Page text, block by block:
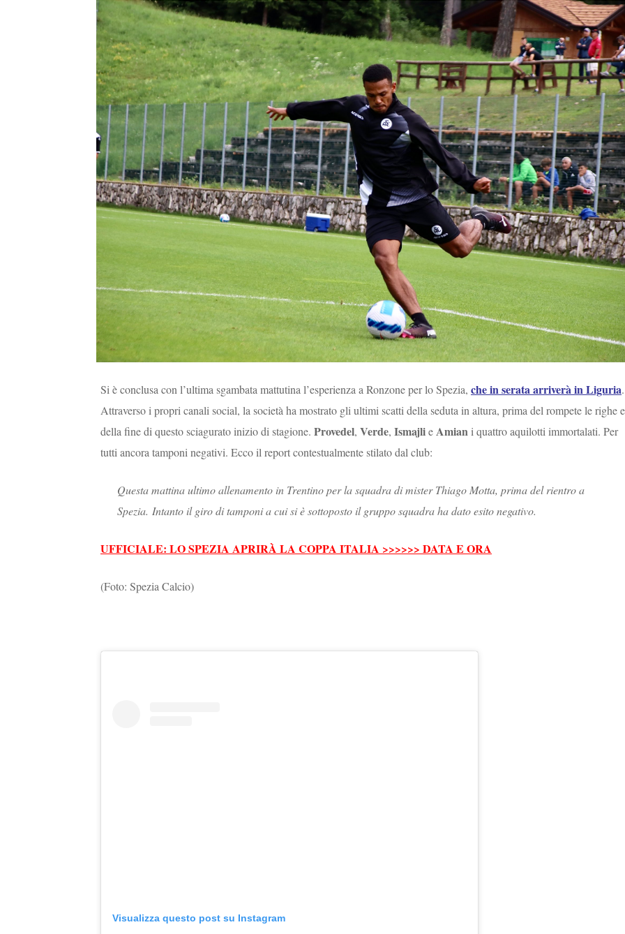
Si è conclusa con l’ultima sgambata mattutina l’esperienza a Ronzone per lo Spezia, che in serata arriverà in Liguria.
Attraverso i propri canali social, la società ha mostrato gli ultimi scatti della seduta in altura, prima del rompete le righe e
della fine di questo sciagurato inizio di stagione. Provedel, Verde, IsmajlieAmiani quattro aquilotti immortalati. Per
tutti ancora tamponi negativi. Ecco il report contestualmente stilato dal club:
Questa mattina ultimo allenamento in Trentino per la squadra di mister Thiago Motta, prima del rientro a
Spezia. Intanto il giro di tamponi a cui si è sottoposto il gruppo squadra ha dato esito negativo.
UFFICIALE: LO SPEZIA APRIRÀ LA COPPA ITALIA >>>>>> DATA E ORA
(Foto: Spezia Calcio)
Visualizza questo post su Instagram